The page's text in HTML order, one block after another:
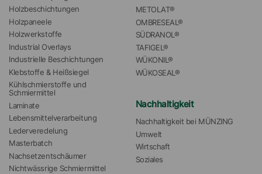
Holzbeschichtungen
Holzpaneele
Holzwerkstoffe
Industrial Overlays
Industrielle Beschichtungen
Klebstoffe & Heißsiegel
Kühlschmierstoffe und
Schmiermittel
Laminate
Lebensmittelverarbeitung
Lederveredelung
Masterbatch
Nachsetzentschäumer
Nichtwässrige Schmiermittel
METOLAT®
OMBRESEAL®
SÜDRANOL®
TAFIGEL®
WÜKONIL®
WÜKOSEAL®
Nachhaltigkeit
Nachhaltigkeit bei MÜNZING
Umwelt
Wirtschaft
Soziales